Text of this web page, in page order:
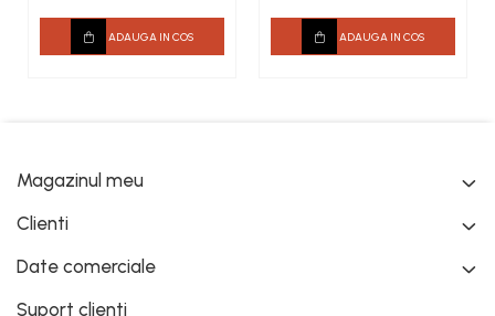
ADAUGA IN COS ADAUGA IN COS
Magazinul meu
Clienti
Date comerciale
Suport clienti